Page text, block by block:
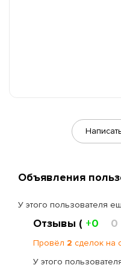
Объявления
У этого пользователя
Отзывы ( +0 0
Провёл 2 сделок на
У этого